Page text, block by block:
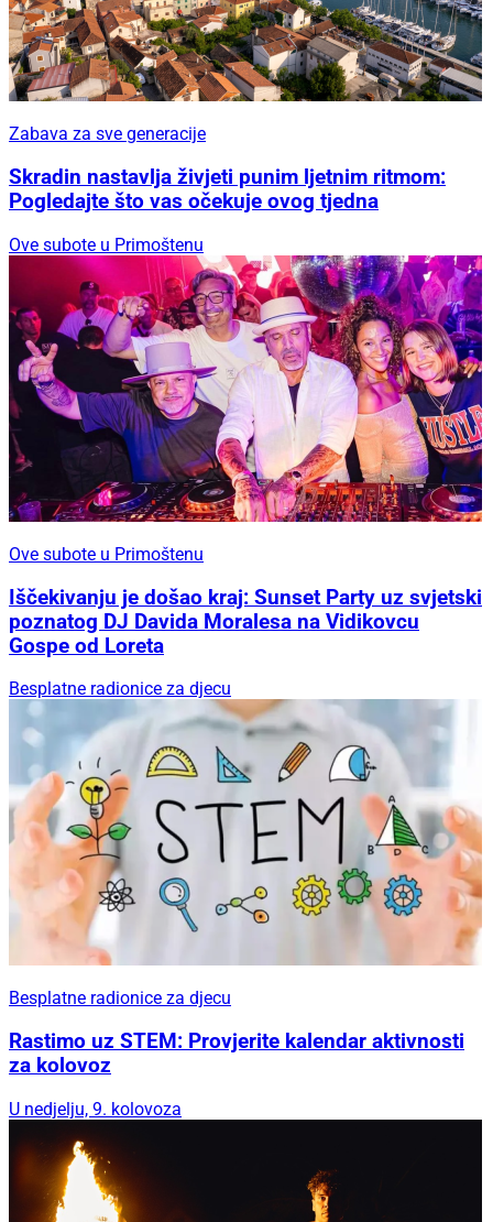
Zabava za sve generacije
Skradin nastavlja živjeti punim ljetnim ritmom:
Pogledajte što vas očekuje ovog tjedna
Ove subote u Primoštenu
Ove subote u Primoštenu
Iščekivanju je došao kraj: Sunset Party uz svjetski
poznatog DJ Davida Moralesa na Vidikovcu
Gospe od Loreta
Besplatne radionice za djecu
Besplatne radionice za djecu
Rastimo uz STEM: Provjerite kalendar aktivnosti
za kolovoz
U nedjelju, 9. kolovoza